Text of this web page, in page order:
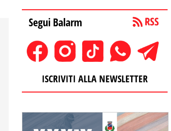
Segui Balarm
ISCRIVITI ALLA NEWSLETTER